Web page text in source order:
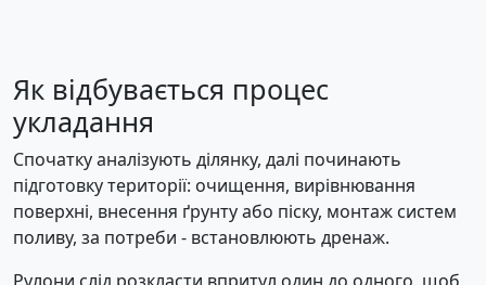
Як відбувається процес
укладання
Спочатку аналізують ділянку, далі починають
підготовку території: очищення, вирівнювання
поверхні, внесення ґрунту або піску, монтаж систем
поливу, за потреби - встановлюють дренаж.